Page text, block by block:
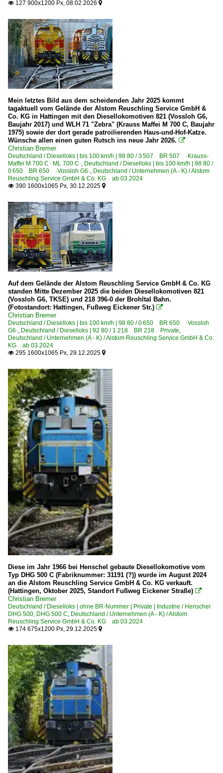
 127 900x1200 Px, 08.02.2026 
Mein letztes Bild aus dem scheidenden Jahr 2025 kommt
tagaktuell vom Gelände der Alstom Reuschling Service GmbH &
Co. KG in Hattingen mit den Diesellokomotiven 821 (Vossloh G6,
Baujahr 2017) und WLH 71 "Zebra" (Krauss Maffei M 700 C, Baujahr
1975) sowie der dort gerade patroilierenden Haus-und-Hof-Katze.
Wünsche allen einen guten Rutsch ins neue Jahr 2026. 
Christian Bremer
Deutschland / Dieselloks | bis 100 km/h | 98 80 / 3 507 BR 507 ·Krauss-
Maffei M 700 C · ML 700 C·, Deutschland / Dieselloks | bis 100 km/h | 98 80 /
0 650 BR 650 ·Vossloh G6·, Deutschland / Unternehmen (A - K) / Alstom
Reuschling Service GmbH & Co. KG ab 03.2024
 390 1600x1065 Px, 30.12.2025 
Auf dem Gelände der Alstom Reuschling Service GmbH & Co. KG
standen Mitte Dezember 2025 die beiden Diesellokomotiven 821
(Vossloh G6, TKSE) und 218 396-0 der Brohltal Bahn.
(Fotostandort: Hattingen, Fußweg Eickener Str.) 
Christian Bremer
Deutschland / Dieselloks | bis 100 km/h | 98 80 / 0 650 BR 650 ·Vossloh
G6·, Deutschland / Dieselloks | 92 80 / 1 218 BR 218 Private,
Deutschland / Unternehmen (A - K) / Alstom Reuschling Service GmbH & Co.
KG ab 03.2024
 295 1600x1065 Px, 29.12.2025 
Diese im Jahr 1966 bei Henschel gebaute Diesellokomotive vom
Typ DHG 500 C (Fabriknummer: 31191 (?)) wurde im August 2024
an die Alstom Reuschling Service GmbH & Co. KG verkauft.
(Hattingen, Oktober 2025, Standort Fußweg Eickener Straße) 
Christian Bremer
Deutschland / Dieselloks | ohne BR-Nummer | Private | Industrie / Henschel
DHG 500, DHG 500 C, Deutschland / Unternehmen (A - K) / Alstom
Reuschling Service GmbH & Co. KG ab 03.2024
 174 675x1200 Px, 29.12.2025 